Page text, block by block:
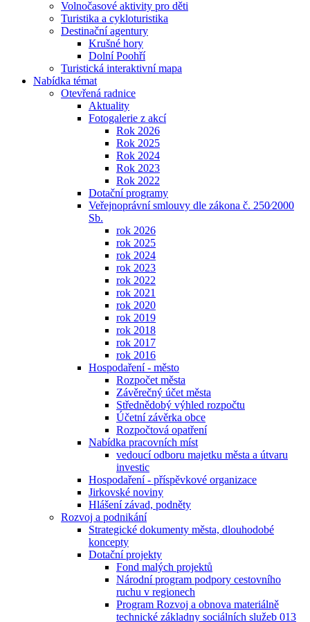
Volnočasové aktivity pro děti
Turistika a cykloturistika
Destinační agentury
Krušné hory
Dolní Poohří
Turistická interaktivní mapa
Nabídka témat
Otevřená radnice
Aktuality
Fotogalerie z akcí
Rok 2026
Rok 2025
Rok 2024
Rok 2023
Rok 2022
Dotační programy
Veřejnoprávní smlouvy dle zákona č. 250⁄2000
Sb.
rok 2026
rok 2025
rok 2024
rok 2023
rok 2022
rok 2021
rok 2020
rok 2019
rok 2018
rok 2017
rok 2016
Hospodaření - město
Rozpočet města
Závěrečný účet města
Střednědobý výhled rozpočtu
Účetní závěrka obce
Rozpočtová opatření
Nabídka pracovních míst
vedoucí odboru majetku města a útvaru
investic
Hospodaření - příspěvkové organizace
Jirkovské noviny
Hlášení závad, podněty
Rozvoj a podnikání
Strategické dokumenty města, dlouhodobé
koncepty
Dotační projekty
Fond malých projektů
Národní program podpory cestovního
ruchu v regionech
Program Rozvoj a obnova materiálně
technické základny sociálních služeb 013